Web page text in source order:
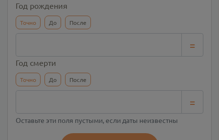
Год рождения
Точно До После
=
Год смерти
Точно До После
=
Оставьте эти поля пустыми, если даты неизвестны